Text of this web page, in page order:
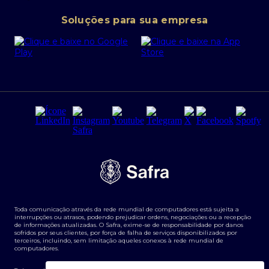
Portal da Privacidade
PRSAC
Regras e Parâmetros de Atuação Banco Safra
Segurança da Informação
Tarifas e serviços Pessoa Física
Transparência de remuneração
Termos e Condições para Portabilidade de Investimento
Cartão Safra Empresas
Empréstimo e financiamentos PJ
Derivativos
Agronegócios
Soluções para sua empresa
Toda comunicação através da rede mundial de computadores está sujeita a
interrupções ou atrasos, podendo prejudicar ordens, negociações ou a recepção
de informações atualizadas. O Safra, exime-se de responsabilidade por danos
sofridos por seus clientes, por força de falha de serviços disponibilizados por
terceiros, incluindo, sem limitação aqueles conexos à rede mundial de
computadores.